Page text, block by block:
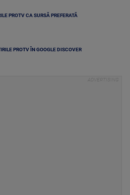
PROTV CA SURSĂ PREFERATĂ
PROTV ÎN GOOGLE DISCOVER